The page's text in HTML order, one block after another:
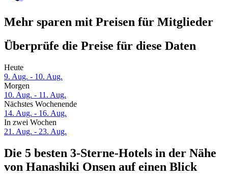
Mehr sparen mit Preisen für Mitglieder
Überprüfe die Preise für diese Daten
Heute
9. Aug. - 10. Aug.
Morgen
10. Aug. - 11. Aug.
Nächstes Wochenende
14. Aug. - 16. Aug.
In zwei Wochen
21. Aug. - 23. Aug.
Die 5 besten 3-Sterne-Hotels in der Nähe
von Hanashiki Onsen auf einen Blick